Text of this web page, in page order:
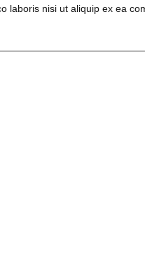
nisi ut aliquip ex ea